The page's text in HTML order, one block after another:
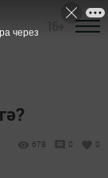
678 0 0
через